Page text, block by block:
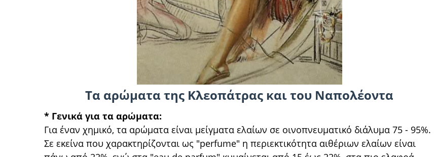
Τα αρώματα της Κλεοπάτρας και του Ναπολέοντα
* Γενικά για τα αρώματα:
Για έναν χημικό, τα αρώματα είναι μείγματα ελαίων σε οινοπνευματικό διάλυμα 75 - 95%.
Σε εκείνα που χαρακτηρίζονται ως "perfume" η περιεκτικότητα αιθέριων ελαίων είναι